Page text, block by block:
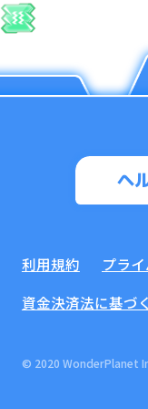
ヘ
利用規約 プラ
資金決済法に基づ
© 2020 WonderPlanet